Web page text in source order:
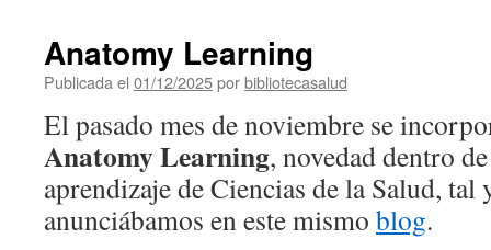
Anatomy Learning
Publicada el 01/12/2025porbibliotecasalud
El pasado mes de noviembre se
Anatomy Learning, novedad dentro
aprendizaje de Ciencias de la Salud, tal
anunciábamos en este mismo blog.